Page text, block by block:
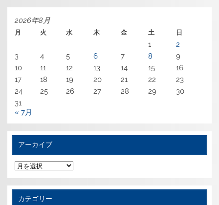
2026年8月
月 火 水 木 金 土 日
1
2
3
4 5 6 7 8
9
10
11 12 13 14 15
16
17
18 19 20 21 22
23
24
25 26 27 28 29
30
31
« 7月
アーカイブ
ア
ー
カ
イ
カテゴリー